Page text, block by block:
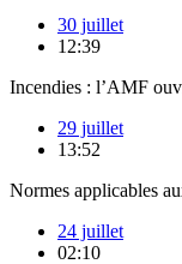
30 juillet
12:39
Incendies : l’AMF
29 juillet
13:52
Normes applicables
24 juillet
02:10